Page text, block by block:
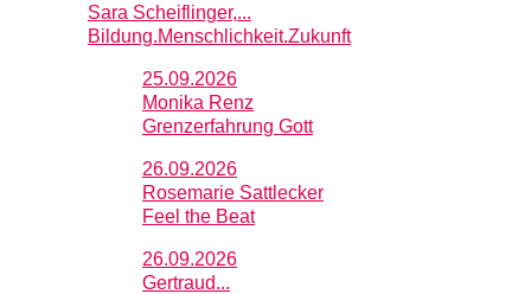
Sara Scheiflinger,...
Bildung.Menschlichkeit.Zukunft
25.09.2026
Monika Renz
Grenzerfahrung Gott
26.09.2026
Rosemarie Sattlecker
Feel the Beat
26.09.2026
Gertraud...